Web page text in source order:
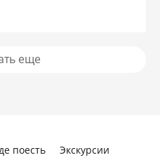
еще
поесть
Экскурсии